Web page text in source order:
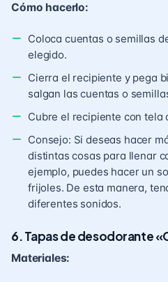
Cómo hacerlo:
Coloca cuentas o semillas
elegido.
Cierra el recipiente y pega
salgan las cuentas o
Cubre el recipiente con tela
Consejo: Si deseas hacer
distintas cosas para llenar
ejemplo, puedes hacer un
frijoles. De esta manera,
diferentes sonidos.
6. Tapas de desodorante
Materiales: